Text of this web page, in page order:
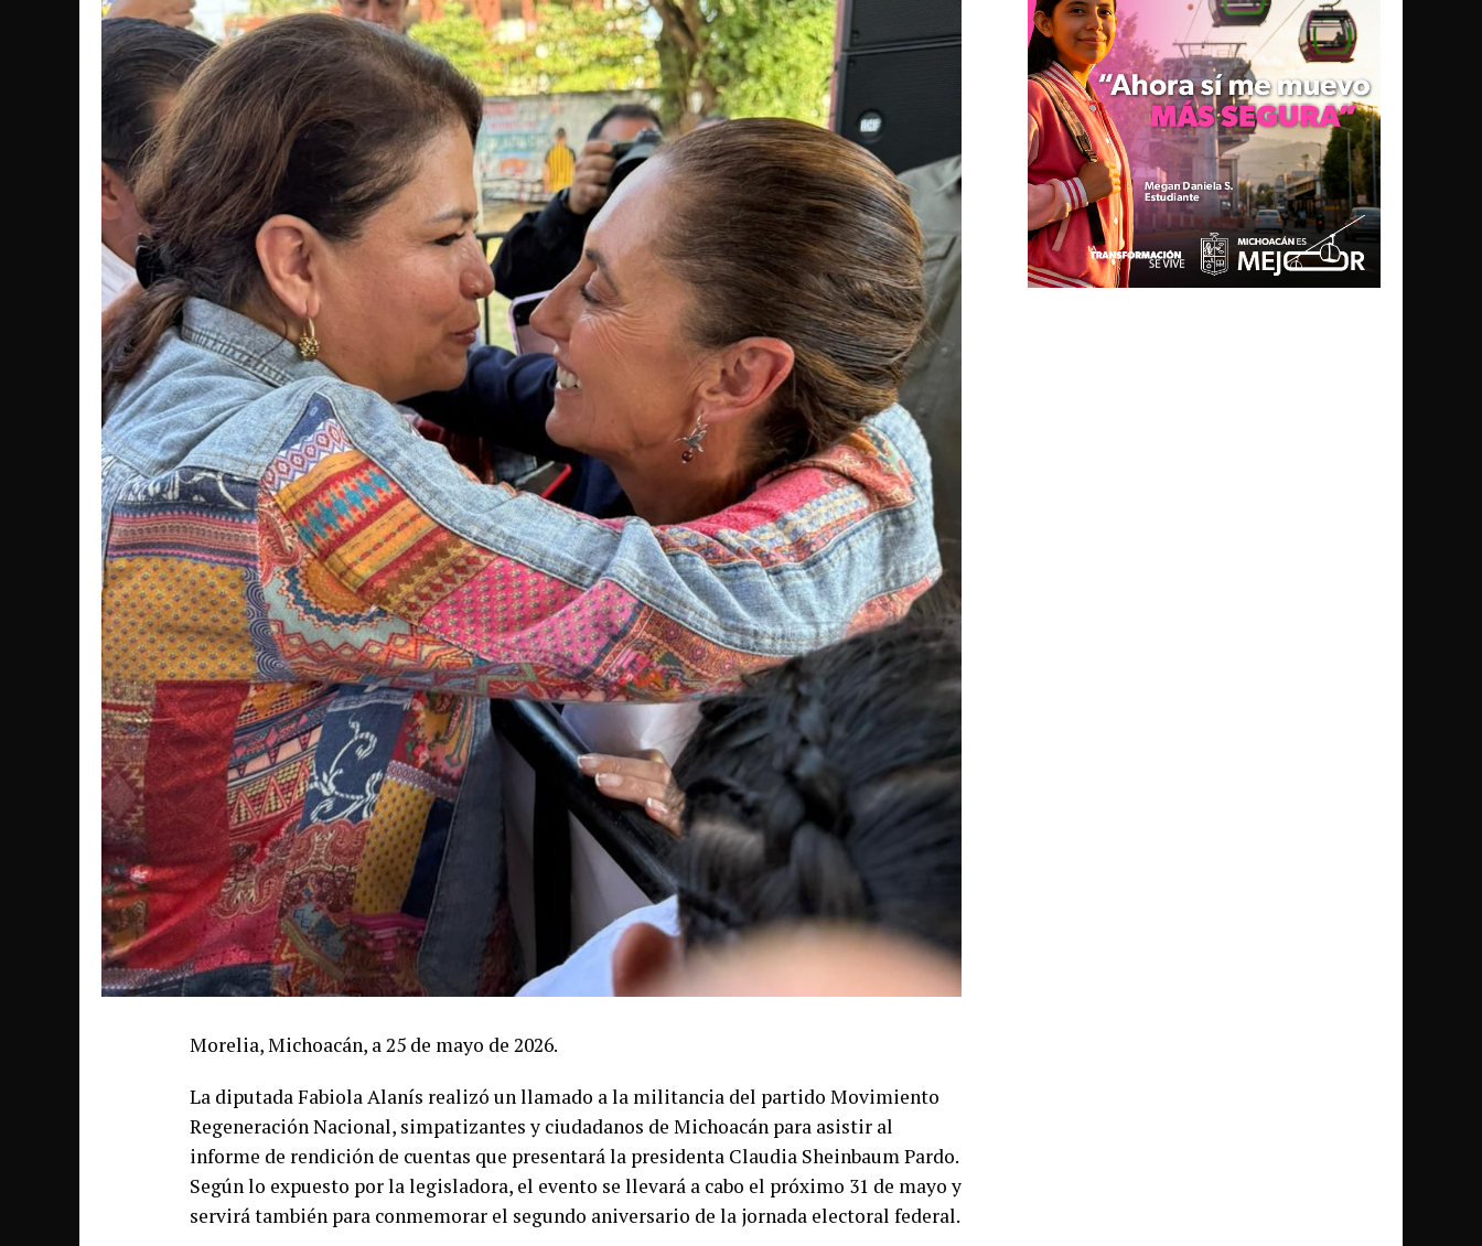
Morelia, Michoacán, a 25 de mayo de 2026.
La diputada Fabiola Alanís realizó un llamado a la militancia del partido Movimiento
Regeneración Nacional, simpatizantes y ciudadanos de Michoacán para asistir al
informe de rendición de cuentas que presentará la presidenta Claudia Sheinbaum Pardo.
Según lo expuesto por la legisladora, el evento se llevará a cabo el próximo 31 de mayo y
servirá también para conmemorar el segundo aniversario de la jornada electoral federal.